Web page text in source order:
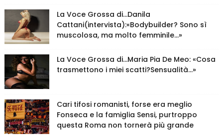
La Voce Grossa di…Danila
Cattani(intervista):«Bodybuilder? Sono sì
muscolosa, ma molto femminile…»
La Voce Grossa di…Maria Pia De Meo: «Cosa
trasmettono i miei scatti?Sensualità…»
Cari tifosi romanisti, forse era meglio
Fonseca e la famiglia Sensi, purtroppo
questa Roma non tornerà più grande